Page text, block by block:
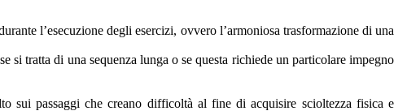
l’esecuzione degli esercizi, ovvero l’armoniosa trasformazione di una
si tratta di una sequenza lunga o se questa richiede un particolare impegno
sui passaggi che creano difficoltà al fine di acquisire scioltezza fisica e